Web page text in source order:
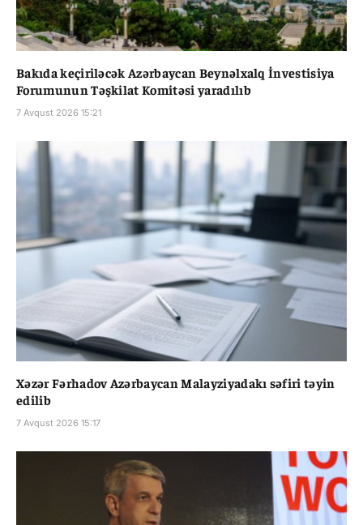
Bakıda keçiriləcək Azərbaycan Beynəlxalq İnvestisiya
Forumunun Təşkilat Komitəsi yaradılıb
7 Avqust 2026 15:21
Xəzər Fərhadov Azərbaycan Malayziyadakı səfiri təyin
edilib
7 Avqust 2026 15:17